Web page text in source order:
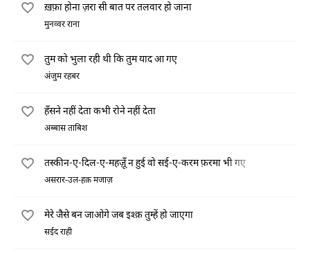
ख़फ़ा होना ज़रा सी बात पर तलवार हो जाना
मुनव्वर राना
तुम को भुला रही थी कि तुम याद आ गए
अंजुम रहबर
हँसने नहीं देता कभी रोने नहीं देता
अब्बास ताबिश
तस्कीन-ए-दिल-ए-महज़ूँ न हुई वो सई-ए-करम फ़रमा भी गए
असरार-उल-हक़ मजाज़
मेरे जैसे बन जाओगे जब इश्क़ तुम्हें हो जाएगा
सईद राही